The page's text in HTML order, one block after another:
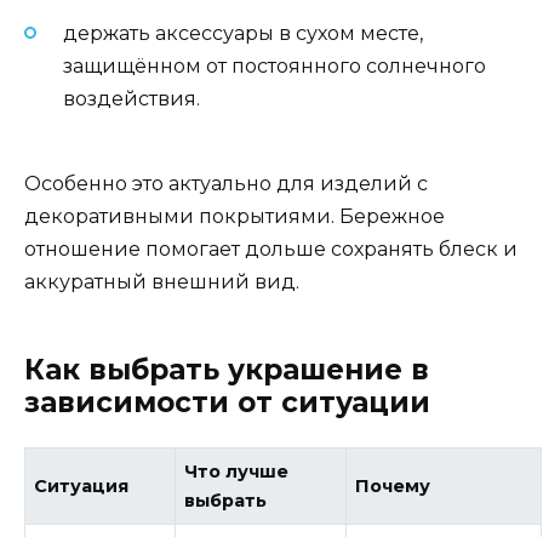
держать аксессуары в сухом месте,
защищённом от постоянного солнечного
воздействия.
Особенно это актуально для изделий с
декоративными покрытиями. Бережное
отношение помогает дольше сохранять блеск и
аккуратный внешний вид.
Как выбрать украшение в
зависимости от ситуации
Ситуация
Что лучше
выбрать
Почему